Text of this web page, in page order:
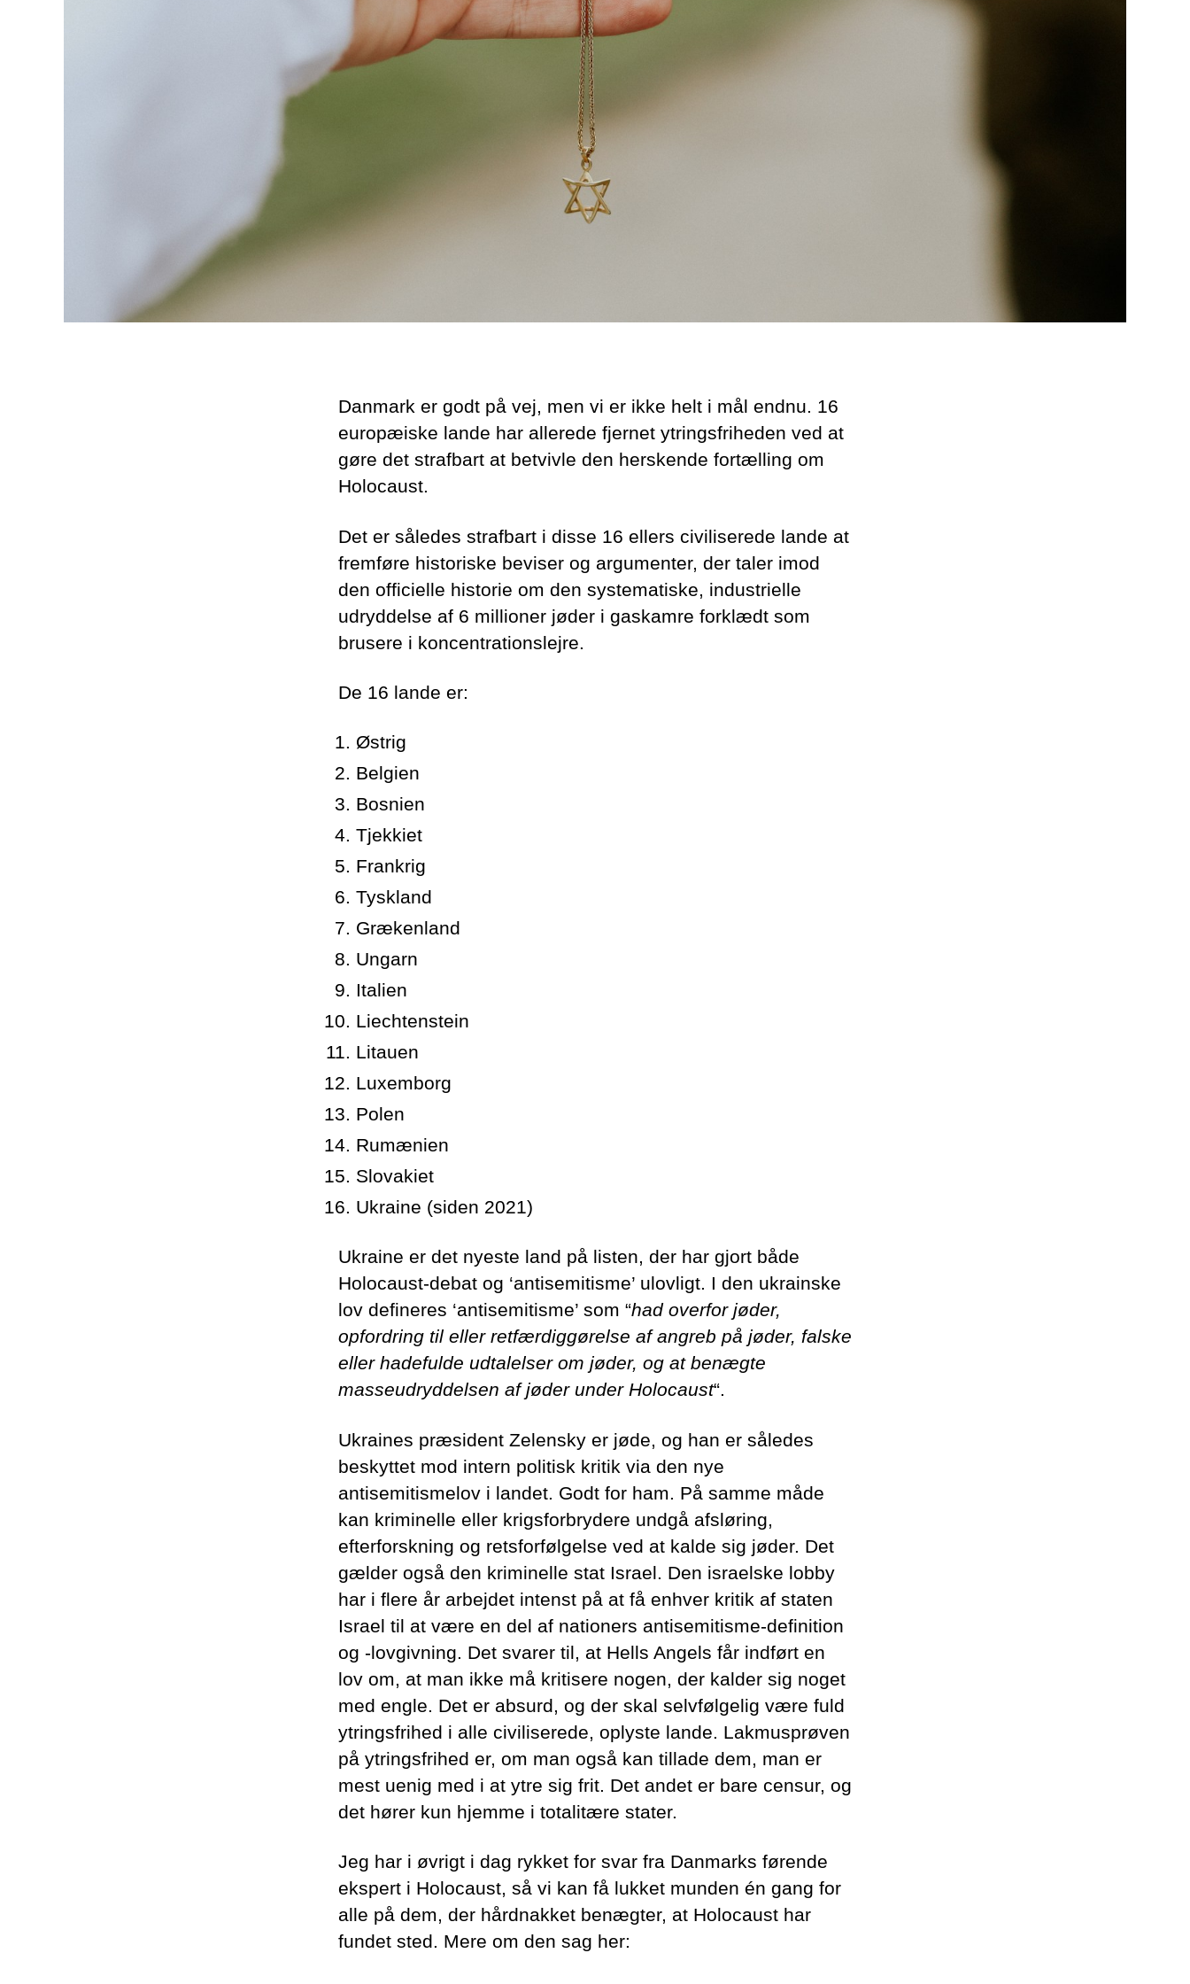
Danmark er godt på vej, men vi er ikke helt i mål endnu. 16
europæiske lande har allerede fjernet ytringsfriheden ved at
gøre det strafbart at betvivle den herskende fortælling om
Holocaust.
Det er således strafbart i disse 16 ellers civiliserede lande at
fremføre historiske beviser og argumenter, der taler imod
den officielle historie om den systematiske, industrielle
udryddelse af 6 millioner jøder i gaskamre forklædt som
brusere i koncentrationslejre.
De 16 lande er:
Østrig
Belgien
Bosnien
Tjekkiet
Frankrig
Tyskland
Grækenland
Ungarn
Italien
Liechtenstein
Litauen
Luxemborg
Polen
Rumænien
Slovakiet
Ukraine (siden 2021)
Ukraine er det nyeste land på listen, der har gjort både
Holocaust-debat og ‘antisemitisme’ ulovligt. I den ukrainske
lov defineres ‘antisemitisme’ som “had overfor jøder,
opfordring til eller retfærdiggørelse af angreb på jøder, falske
eller hadefulde udtalelser om jøder, og at benægte
masseudryddelsen af jøder under Holocaust“.
Ukraines præsident Zelensky er jøde, og han er således
beskyttet mod intern politisk kritik via den nye
antisemitismelov i landet. Godt for ham. På samme måde
kan kriminelle eller krigsforbrydere undgå afsløring,
efterforskning og retsforfølgelse ved at kalde sig jøder. Det
gælder også den kriminelle stat Israel. Den israelske lobby
har i flere år arbejdet intenst på at få enhver kritik af staten
Israel til at være en del af nationers antisemitisme-definition
og -lovgivning. Det svarer til, at Hells Angels får indført en
lov om, at man ikke må kritisere nogen, der kalder sig noget
med engle. Det er absurd, og der skal selvfølgelig være fuld
ytringsfrihed i alle civiliserede, oplyste lande. Lakmusprøven
på ytringsfrihed er, om man også kan tillade dem, man er
mest uenig med i at ytre sig frit. Det andet er bare censur, og
det hører kun hjemme i totalitære stater.
Jeg har i øvrigt i dag rykket for svar fra Danmarks førende
ekspert i Holocaust, så vi kan få lukket munden én gang for
alle på dem, der hårdnakket benægter, at Holocaust har
fundet sted. Mere om den sag her: